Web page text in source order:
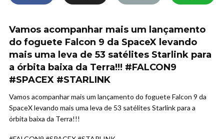
Vamos acompanhar mais um lançamento
do foguete Falcon 9 da SpaceX levando
mais uma leva de 53 satélites Starlink para
a órbita baixa da Terra!!! #FALCON9
#SPACEX #STARLINK
Vamos acompanhar mais um lançamento do foguete Falcon 9 da
SpaceX levando mais uma leva de 53 satélites Starlink para a
órbita baixa da Terra!!!